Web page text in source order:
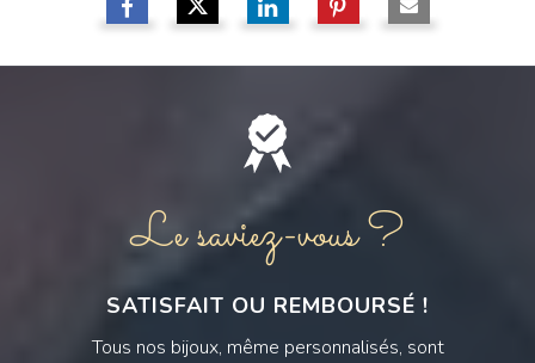
Le saviez-vous ?
SATISFAIT OU REMBOURSÉ !
Tous nos bijoux, même personnalisés, sont